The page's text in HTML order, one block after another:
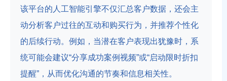
该平台的人工智能引擎不仅汇总客户数据，还会主
动分析客户过往的互动和购买行为，并推荐个性化
的后续行动。例如，当潜在客户表现出犹豫时，系
统可能会建议“分享成功案例视频”或“启动限时折扣
提醒”，从而优化沟通的节奏和信息相关性。